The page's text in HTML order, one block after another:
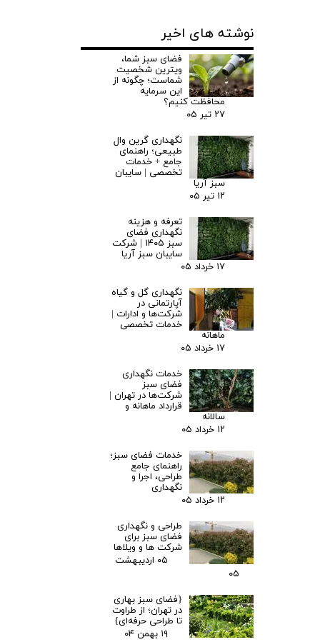
نوشته های اخیر
فضای سبز شما،
ویترین شخصیت
شماست؛ چگونه از
این سرمایه
محافظت کنیم؟
۲۷ تیر ۰۵
نگهداری گرین وال
طبیعی؛ راهنمای
جامع + خدمات
تخصصی | سایبان
سبز آریا
۱۲ تیر ۰۵
تعرفه و هزینه
نگهداری فضای
سبز ۱۴۰۵ | شرکت
سایبان سبز آریا
۱۷ خرداد ۰۵
نگهداری گل و گیاه
آپارتمانی در
شرکت‌ها و ادارات |
خدمات تخصصی
ماهانه
۱۷ خرداد ۰۵
خدمات نگهداری
فضای سبز
شرکت‌ها در تهران |
قرارداد ماهانه و
سالانه
۱۲ خرداد ۰۵
خدمات فضای سبز؛
راهنمای جامع
طراحی، اجرا و
نگهداری
۱۲ خرداد ۰۵
طراحی و نگهداری
فضای سبز برای
شرکت ها و ویلاها
۰۵ اردیبهشت
۰۵
{فضای سبز بهاری
در تهران؛ از طراوت
تا طراحی حرفه‌ای}
۱۹ بهمن ۰۴